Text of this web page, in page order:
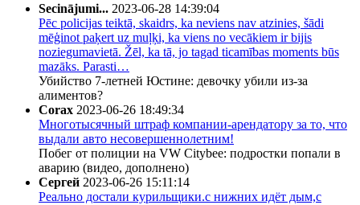
Secinājumi... 2023-06-28 14:39:04
Pēc policijas teiktā, skaidrs, ka neviens nav atzinies, šādi
mēģinot paķert uz muļķi, ka viens no vecākiem ir bijis
noziegumavietā. Žēl, ka tā, jo tagad ticamības moments būs
mazāks. Parasti…
Убийство 7-летней Юстине: девочку убили из-за
алиментов?
Corax 2023-06-26 18:49:34
Многотысячный штраф компании-арендатору за то, что
выдали авто несовершеннолетним!
Побег от полиции на VW Citybee: подростки попали в
аварию (видео, дополнено)
Сергей 2023-06-26 15:11:14
Реально достали курильщики.с нижних идёт дым,с